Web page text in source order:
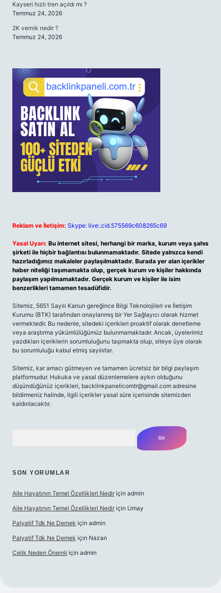
Kayseri hızlı tren açıldı mı ?
Temmuz 24, 2026
2K vernik nedir ?
Temmuz 24, 2026
Reklam ve İletişim: Skype: live:.cid.575569c608265c69
Yasal Uyarı: Bu internet sitesi, herhangi bir marka, kurum veya şahıs
şirketi ile hiçbir bağlantısı bulunmamaktadır. Sitede yalnızca kendi
hazırladığımız makaleler paylaşılmaktadır. Burada yer alan içerikler
haber niteliği taşımamakta olup, gerçek kurum ve kişiler hakkında
paylaşım yapılmamaktadır. Gerçek kurum ve kişiler ile isim
benzerlikleri tamamen tesadüfidir.
Sitemiz, 5651 Sayılı Kanun gereğince Bilgi Teknolojileri ve İletişim
Kurumu (BTK) tarafından onaylanmış bir Yer Sağlayıcı olarak hizmet
vermektedir. Bu nedenle, sitedeki içerikleri proaktif olarak denetleme
veya araştırma yükümlülüğümüz bulunmamaktadır. Ancak, üyelerimiz
yazdıkları içeriklerin sorumluluğunu taşımakta olup, siteye üye olarak
bu sorumluluğu kabul etmiş sayılırlar.
Sitemiz, kar amacı gütmeyen ve tamamen ücretsiz bir bilgi paylaşım
platformudur. Hukuka ve yasal düzenlemelere aykırı olduğunu
düşündüğünüz içerikleri, backlinkpanelicomtr@gmail.com adresine
bildirmeniz halinde, ilgili içerikler yasal süre içerisinde sitemizden
kaldırılacaktır.
SON YORUMLAR
Aile Hayatının Temel Özellikleri Nedir için admin
Aile Hayatının Temel Özellikleri Nedir için Umay
Palyatif Tdk Ne Demek için admin
Palyatif Tdk Ne Demek için Nazan
Çelik Neden Önemli için admin